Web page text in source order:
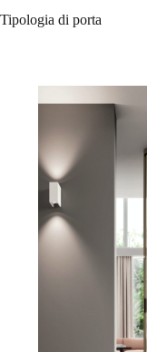
Tipologia di porta